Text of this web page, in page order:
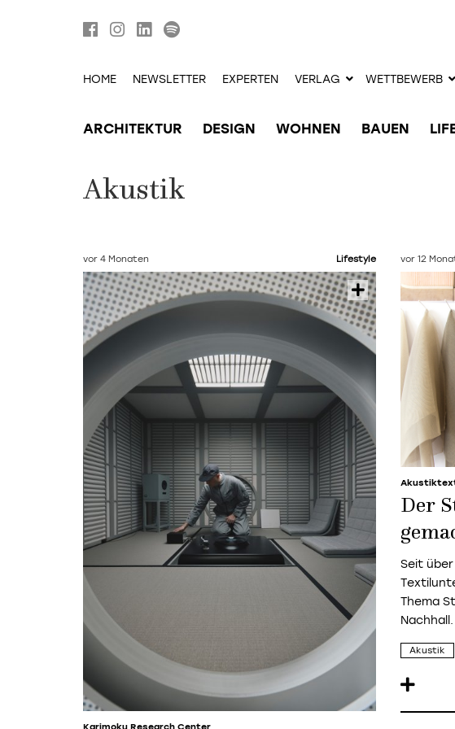
HOME NEWSLETTER EXPERTEN VERLAG WETTBEWERB
ARCHITEKTUR DESIGN WOHNEN BAUEN
Akustik
vor 4 Monaten Lifestyle vor 12
Der
Seit
Thema
Nachhall.
Akustik